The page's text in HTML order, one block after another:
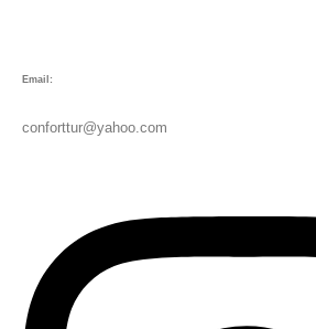
Email:
conforttur@yahoo.com